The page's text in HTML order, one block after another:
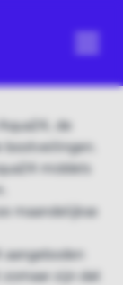
de
middels
maandelijkse
zijn dat